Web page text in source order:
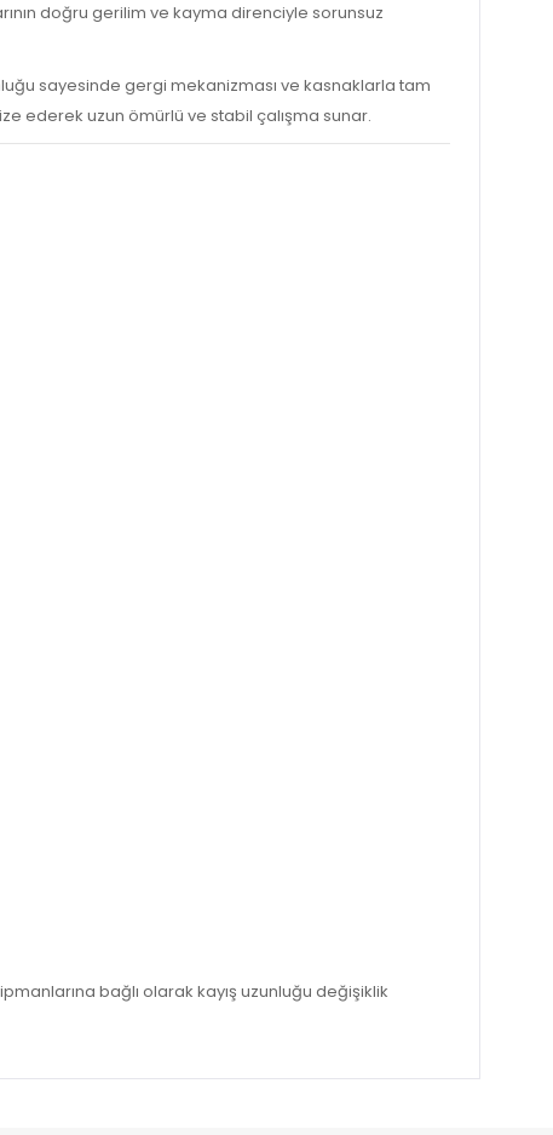
doğru gerilim ve kayma direnciyle sorunsuz
sayesinde gergi mekanizması ve kasnaklarla tam
ederek uzun ömürlü ve stabil çalışma sunar.
bağlı olarak kayış uzunluğu değişiklik